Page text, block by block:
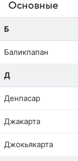
Основные
Б
Баликпапан
Д
Денпасар
Джакарта
Джокьякарта